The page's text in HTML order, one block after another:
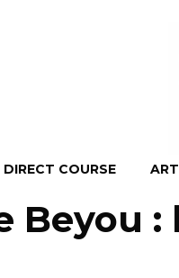
DIRECT COURSE
Beyou :